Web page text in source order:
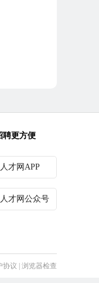
聘更方便
才网APP
才网公众号
协议 浏览器检查